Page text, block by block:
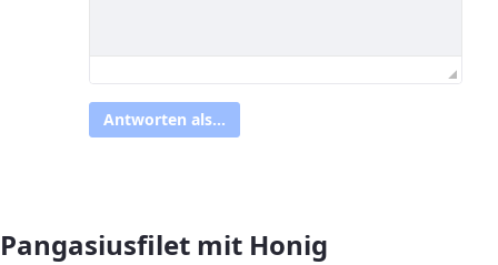
Antworten als...
Pangasiusfilet mit Honig